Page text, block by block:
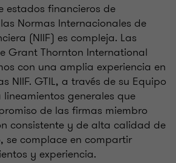
estados financieros de
Normas Internacionales de
(NIIF) es compleja. Las
Grant Thornton International
con una amplia experiencia en
NIIF. GTIL, a través de su Equipo
lineamientos generales que
de las firmas miembro
consistente y de alta calidad de
se complace en compartir
y experiencia.